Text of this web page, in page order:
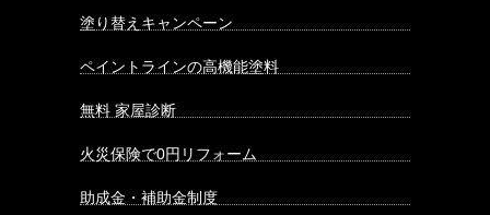
塗り替えキャンペーン
ペイントラインの高機能塗料
無料 家屋診断
火災保険で0円リフォーム
助成金・補助金制度